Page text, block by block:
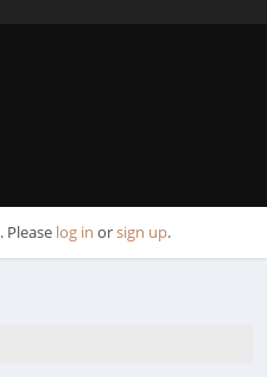
. Please log in orsign up.